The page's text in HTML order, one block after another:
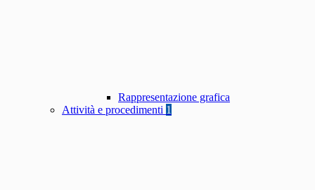
Rappresentazione grafica
Attività e procedimenti 1